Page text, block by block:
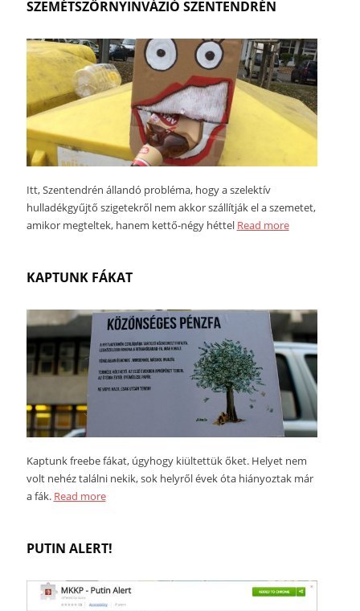
SZEMÉTSZÖRNYINVÁZIÓ SZENTENDRÉN
Itt, Szentendrén állandó probléma, hogy a szelektív
hulladékgyűjtő szigetekről nem akkor szállítják el a szemetet,
amikor megteltek, hanem kettő-négy héttel Read more
KAPTUNK FÁKAT
Kaptunk freebe fákat, úgyhogy kiültettük őket. Helyet nem
volt nehéz találni nekik, sok helyről évek óta hiányoztak már
a fák. Read more
PUTIN ALERT!